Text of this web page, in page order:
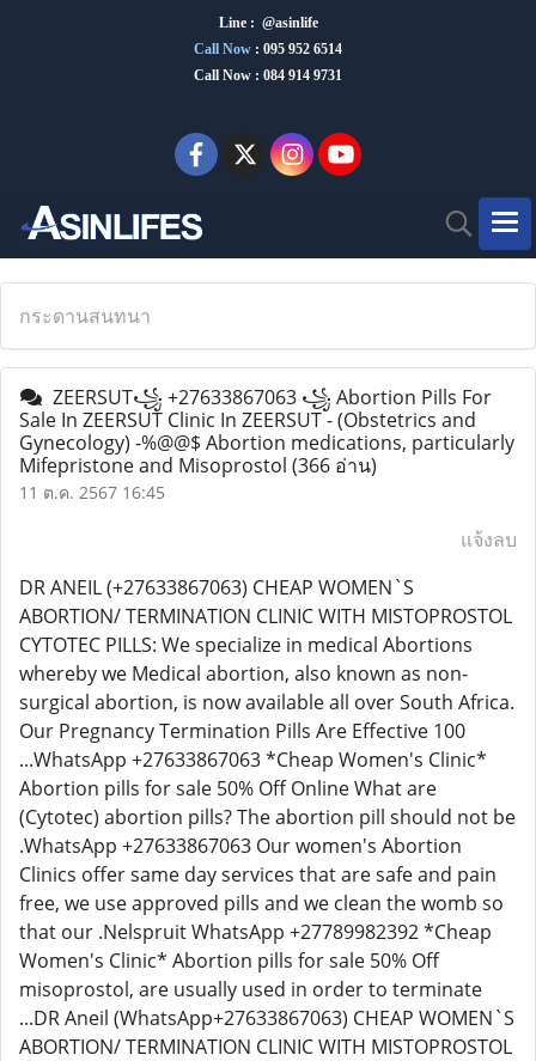
Line : @asinlife
Call Now : 095 952 6514
Call Now : 084 914 9731
กระดานสนทนา
ZEERSUT꧁ +27633867063 ꧁ Abortion Pills For
Sale In ZEERSUT Clinic In ZEERSUT - (Obstetrics and
Gynecology) -%@@$ Abortion medications, particularly
Mifepristone and Misoprostol (366 อ่าน)
11 ต.ค. 2567 16:45
แจ้งลบ
DR ANEIL (+27633867063) CHEAP WOMEN`S
ABORTION/ TERMINATION CLINIC WITH MISTOPROSTOL
CYTOTEC PILLS: We specialize in medical Abortions
whereby we Medical abortion, also known as non-
surgical abortion, is now available all over South Africa.
Our Pregnancy Termination Pills Are Effective 100
...WhatsApp +27633867063 *Cheap Women's Clinic*
Abortion pills for sale 50% Off Online What are
(Cytotec) abortion pills? The abortion pill should not be
.WhatsApp +27633867063 Our women's Abortion
Clinics offer same day services that are safe and pain
free, we use approved pills and we clean the womb so
that our .Nelspruit WhatsApp +27789982392 *Cheap
Women's Clinic* Abortion pills for sale 50% Off
misoprostol, are usually used in order to terminate
...DR Aneil (WhatsApp+27633867063) CHEAP WOMEN`S
ABORTION/ TERMINATION CLINIC WITH MISTOPROSTOL